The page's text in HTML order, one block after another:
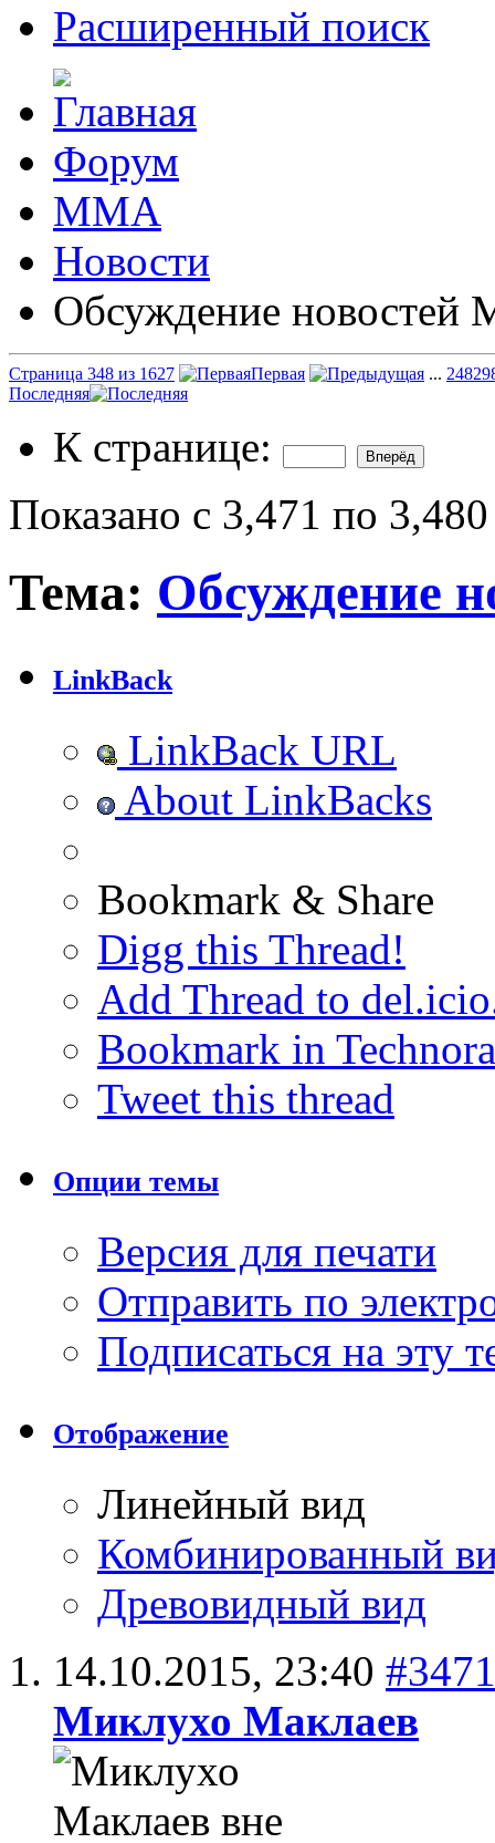
Расширенный поиск
Форум
ММА
Новости
Обсуждение
Страница 348 из 1627 Первая ... 248
Последняя
К странице:
Показано с 3,471 по
Тема: Обсуждение
LinkBack
LinkBack URL
About LinkBacks
Bookmark & Share
Digg this Thread!
Add Thread to
Bookmark in
Tweet this thread
Опции темы
Версия для печати
Отправить по
Подписаться на эту
Отображение
Линейный вид
Комбинированный
Древовидный вид
14.10.2015, 23:40 #3471
Миклухо Маклаев